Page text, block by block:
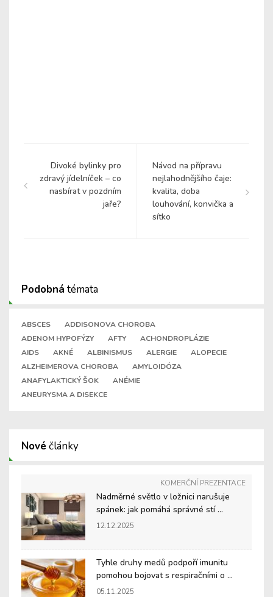
Divoké bylinky pro
zdravý jídelníček – co
nasbírat v pozdním
jaře?
Návod na přípravu
nejlahodnějšího čaje:
kvalita, doba
louhování, konvička a
sítko
Podobná témata
ABSCES
ADDISONOVA CHOROBA
ADENOM HYPOFÝZY
AFTY
ACHONDROPLÁZIE
AIDS
AKNÉ ALBINISMUS ALERGIE
ALOPECIE
ALZHEIMEROVA CHOROBA
AMYLOIDÓZA
ANAFYLAKTICKÝ ŠOK
ANÉMIE
ANEURYSMA A DISEKCE
Nové články
KOMERČNÍ PREZENTACE
Nadměrné světlo v ložnici narušuje
spánek: jak pomáhá správné stí ...
12.12.2025
Tyhle druhy medů podpoří imunitu
pomohou bojovat s respiračními o ...
05.11.2025